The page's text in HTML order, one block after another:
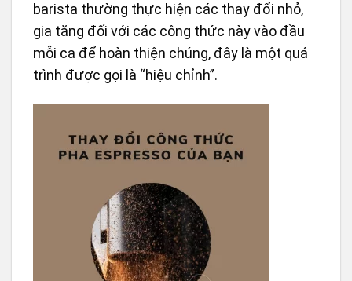
barista thường thực hiện các thay đổi nhỏ,
gia tăng đối với các công thức này vào đầu
mỗi ca để hoàn thiện chúng, đây là một quá
trình được gọi là “hiệu chỉnh”.